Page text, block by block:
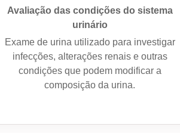
Avaliação das condições do sistema
urinário
Exame de urina utilizado para investigar
infecções, alterações renais e outras
condições que podem modificar a
composição da urina.